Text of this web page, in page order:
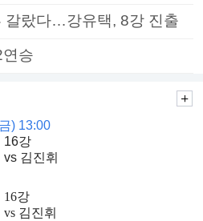
갈랐다…강유택, 8강 진출
승
) 13:00
16강
vs 김진휘
16강
김진휘